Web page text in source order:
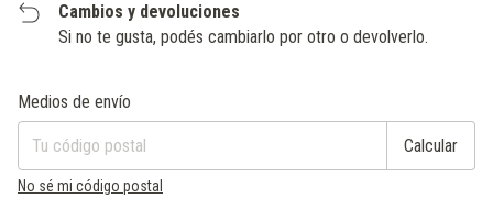
Cambios y devoluciones
Si no te gusta, podés cambiarlo por otro o devolverlo.
Entregas para el CP:
Medios de envío
Calcular
No sé mi código postal